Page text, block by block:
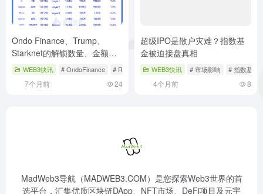
Ondo Finance、Trump、
Starknet的解锁数量、金额及
项目情况介绍
WEB3快讯 # OndoFinance # RWA赛道 # 解锁数量
7个月前 24
超级IPO是散户灾难？指数基
金被迫接盘真相
WEB3快讯 # 市场影响 # 指数基金
4个月前 8
MadWeb3导航（MADWEB3.COM）是您探索Web3世界的首
选平台，汇集优质区块链DApp、NFT市场、DeFi项目及元宇